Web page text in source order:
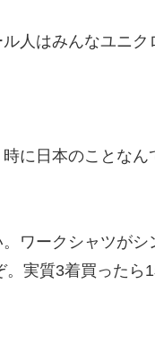
人はみんなユニ
に日本のことなん
ワークシャツが
実質3着買ったら